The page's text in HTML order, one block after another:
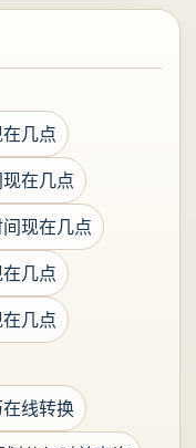
几点
在几点
现在几点
几点
几点
线转换